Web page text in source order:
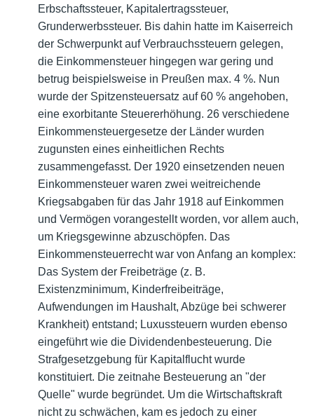
Erbschaftssteuer, Kapitalertragssteuer,
Grunderwerbssteuer. Bis dahin hatte im Kaiserreich
der Schwerpunkt auf Verbrauchssteuern gelegen,
die Einkommensteuer hingegen war gering und
betrug beispielsweise in Preußen max. 4 %. Nun
wurde der Spitzensteuersatz auf 60 % angehoben,
eine exorbitante Steuererhöhung. 26 verschiedene
Einkommensteuergesetze der Länder wurden
zugunsten eines einheitlichen Rechts
zusammengefasst. Der 1920 einsetzenden neuen
Einkommensteuer waren zwei weitreichende
Kriegsabgaben für das Jahr 1918 auf Einkommen
und Vermögen vorangestellt worden, vor allem auch,
um Kriegsgewinne abzuschöpfen. Das
Einkommensteuerrecht war von Anfang an komplex:
Das System der Freibeträge (z. B.
Existenzminimum, Kinderfreibeiträge,
Aufwendungen im Haushalt, Abzüge bei schwerer
Krankheit) entstand; Luxussteuern wurden ebenso
eingeführt wie die Dividendenbesteuerung. Die
Strafgesetzgebung für Kapitalflucht wurde
konstituiert. Die zeitnahe Besteuerung an "der
Quelle" wurde begründet. Um die Wirtschaftskraft
nicht zu schwächen, kam es jedoch zu einer